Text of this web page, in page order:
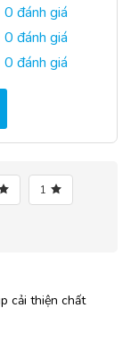
0 đánh giá
0 đánh giá
0 đánh giá
1
cải thiện chất